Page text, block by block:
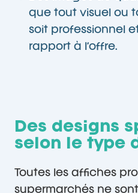
que tout visuel ou
soit professionnel
rapport à l’offre.
Des designs
selon le type
Toutes les affiches
supermarchés ne